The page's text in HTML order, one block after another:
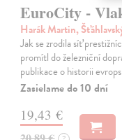
EuroCity -
Harák Martin,
Jak se zrodila síť
promítl do železniční
publikace o historii
Zasielame do 10 dní
19,43 €